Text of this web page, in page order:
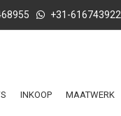
+31-616743922
INKOOP MAATWERK